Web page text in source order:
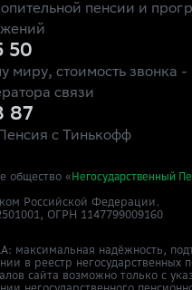
пенсии и
50
миру, стоимость звонка -
связи
87
с Тинькофф
общество «Негосударственный
Российской Федерации.
ОГРН 1147799009160
максимальная надёжность,
в реестр негосударственных
сайта возможно только с